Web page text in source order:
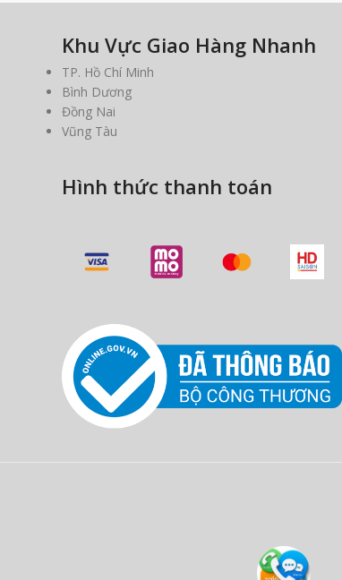
Khu Vực Giao Hàng Nhanh
TP. Hồ Chí Minh
Bình Dương
Đồng Nai
Vũng Tàu
Hình thức thanh toán